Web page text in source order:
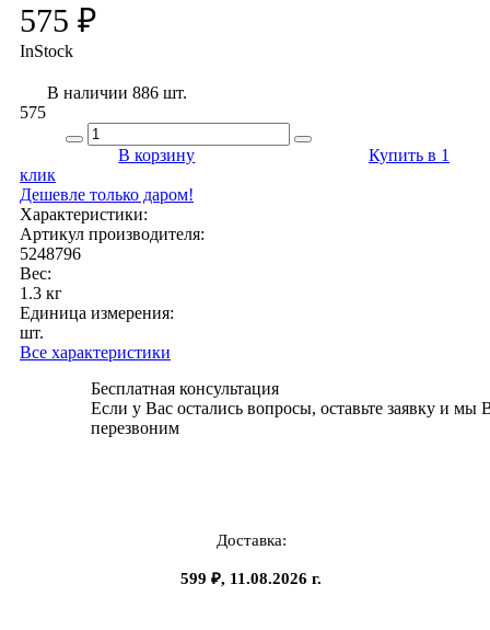
575 ₽
InStock
В наличии 886 шт.
575
В корзину
Купить в 1
клик
Дешевле только даром!
Характеристики:
Артикул производителя:
5248796
Вес:
1.3 кг
Единица измерения:
шт.
Все характеристики
Бесплатная консультация
Если у Вас остались вопросы, оставьте заявку и мы
перезвоним
Доставка:
599 ₽, 11.08.2026 г.